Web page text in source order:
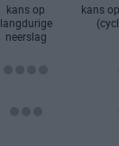
kans op
langdurige
neerslag
kans